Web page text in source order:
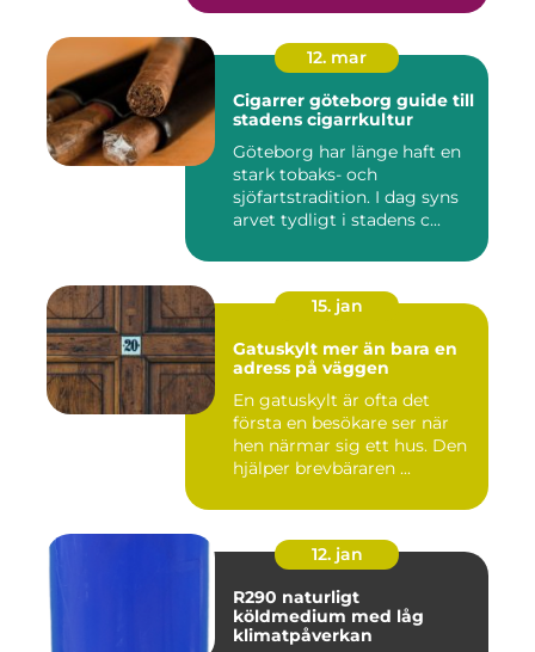
12. mar
Cigarrer göteborg guide till
stadens cigarrkultur
Göteborg har länge haft en
stark tobaks- och
sjöfartstradition. I dag syns
arvet tydligt i stadens c...
15. jan
Gatuskylt mer än bara en
adress på väggen
En gatuskylt är ofta det
första en besökare ser när
hen närmar sig ett hus. Den
hjälper brevbäraren ...
12. jan
R290 naturligt
köldmedium med låg
klimatpåverkan